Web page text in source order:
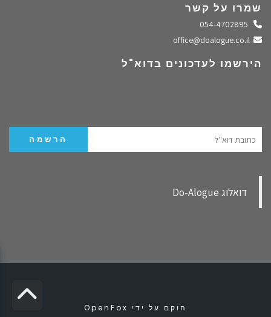
שמרו על קשר
התקשרו אלינו
שלחו מייל
הירשמו לעדכונים בדוא"ל
‏דואלוג Do-Alogue‏
הוקם על ידי OpenFox